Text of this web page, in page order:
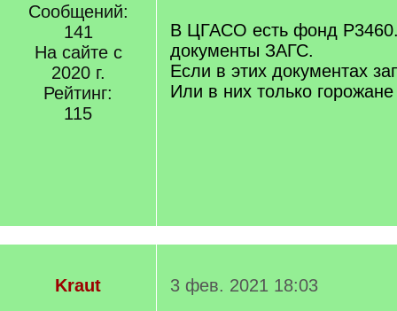
Сообщений:
141
На сайте с
2020 г.
Рейтинг:
115
В ЦГАСО есть фонд
документы ЗАГС.
Если в этих документах
Или в них только
Kraut 3 фев. 2021 18:03